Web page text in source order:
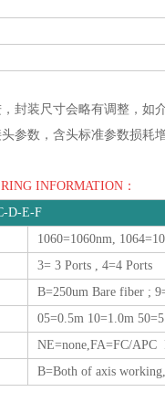
封装尺寸会略有调整，如
参数，含头标准参数损耗
INFORMATION：
D-E-F
1060=1060nm,
3= 3 Ports , 4=4 Ports
B=250um Bare fiber ;
05=0.5m 10=1.0m
NE=none,FA=FC/APC
B=Both of axis